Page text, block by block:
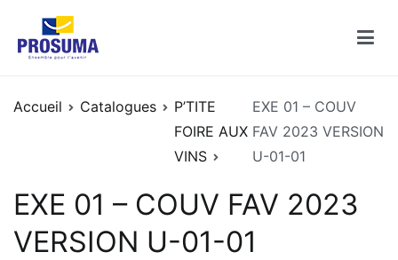
contenu
Accueil Catalogues
P’TITE
FOIRE AUX
VINS
EXE 01 – COUV
FAV 2023 VERSION
U-01-01
EXE 01 – COUV FAV 2023
VERSION U-01-01